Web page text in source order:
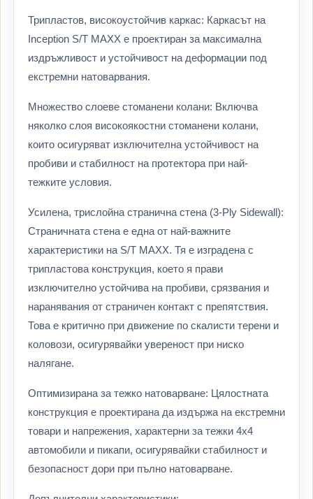
Трипластов, високоустойчив каркас: Каркасът на
Inception S/T MAXX е проектиран за максимална
издръжливост и устойчивост на деформации под
екстремни натоварвания.
Множество слоеве стоманени колани: Включва
няколко слоя високоякостни стоманени колани,
които осигуряват изключителна устойчивост на
пробиви и стабилност на протектора при най-
тежките условия.
Усилена, трислойна странична стена (3-Ply Sidewall):
Страничната стена е една от най-важните
характеристики на S/T MAXX. Тя е изградена с
трипластова конструкция, което я прави
изключително устойчива на пробиви, срязвания и
наранявания от страничен контакт с препятствия.
Това е критично при движение по скалисти терени и
коловози, осигурявайки увереност при ниско
налягане.
Оптимизирана за тежко натоварване: Цялостната
конструкция е проектирана да издържа на екстремни
товари и напрежения, характерни за тежки 4x4
автомобили и пикапи, осигурявайки стабилност и
безопасност дори при пълно натоварване.